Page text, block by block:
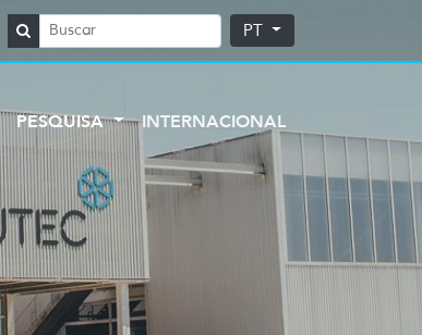
PT
PESQUISA INTERNACIONAL